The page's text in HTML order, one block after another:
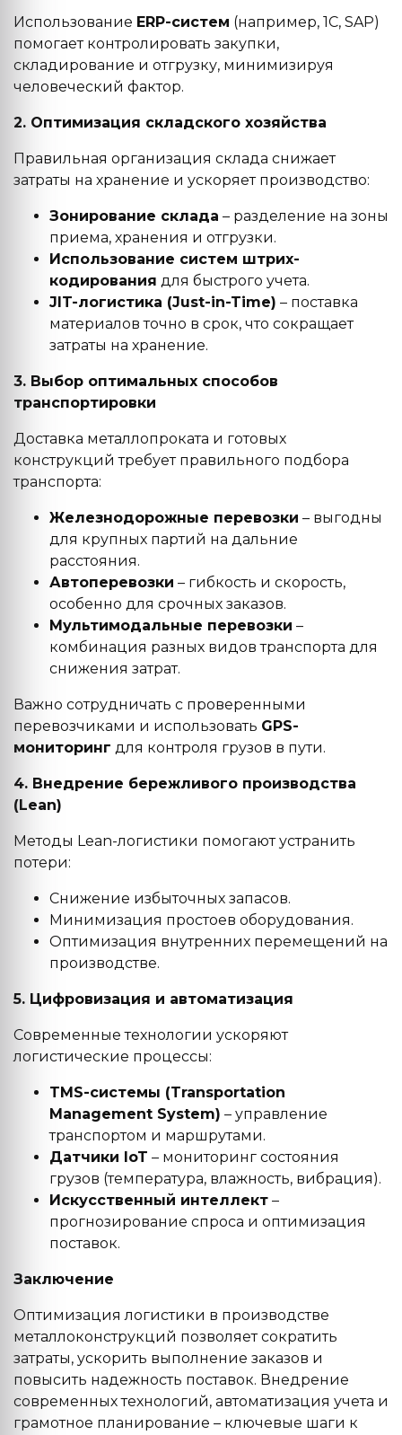
Использование ERP-систем (например, 1С, SAP)
помогает контролировать закупки,
складирование и отгрузку, минимизируя
человеческий фактор.
2. Оптимизация складского хозяйства
Правильная организация склада снижает
затраты на хранение и ускоряет производство:
Зонирование склада – разделение на зоны
приема, хранения и отгрузки.
Использование систем штрих-
кодирования для быстрого учета.
JIT-логистика (Just-in-Time) – поставка
материалов точно в срок, что сокращает
затраты на хранение.
3. Выбор оптимальных способов
транспортировки
Доставка металлопроката и готовых
конструкций требует правильного подбора
транспорта:
Железнодорожные перевозки – выгодны
для крупных партий на дальние
расстояния.
Автоперевозки – гибкость и скорость,
особенно для срочных заказов.
Мультимодальные перевозки –
комбинация разных видов транспорта для
снижения затрат.
Важно сотрудничать с проверенными
перевозчиками и использовать GPS-
мониторинг для контроля грузов в пути.
4. Внедрение бережливого производства
(Lean)
Методы Lean-логистики помогают устранить
потери:
Снижение избыточных запасов.
Минимизация простоев оборудования.
Оптимизация внутренних перемещений на
производстве.
5. Цифровизация и автоматизация
Современные технологии ускоряют
логистические процессы:
TMS-системы (Transportation
Management System) – управление
транспортом и маршрутами.
Датчики IoT – мониторинг состояния
грузов (температура, влажность, вибрация).
Искусственный интеллект –
прогнозирование спроса и оптимизация
поставок.
Заключение
Оптимизация логистики в производстве
металлоконструкций позволяет сократить
затраты, ускорить выполнение заказов и
повысить надежность поставок. Внедрение
современных технологий, автоматизация учета и
грамотное планирование – ключевые шаги к